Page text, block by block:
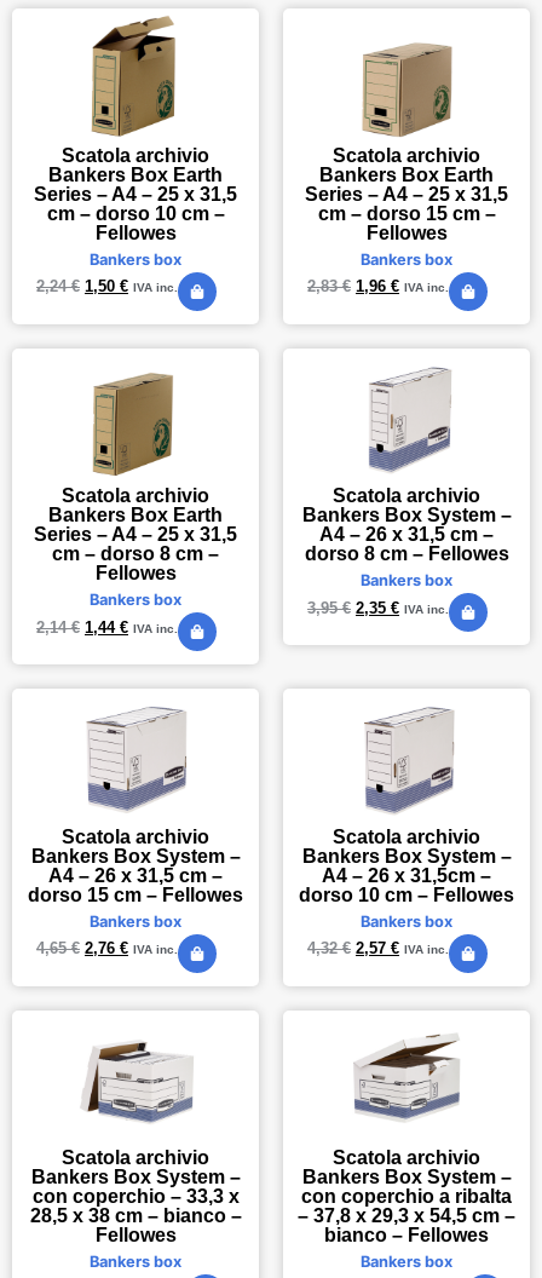
Scatola archivio
Bankers Box Earth
Series – A4 – 25 x 31,5
cm – dorso 10 cm –
Fellowes
Bankers box
2,24€ 1,50 € IVA inc.
Scatola archivio
Bankers Box Earth
Series – A4 – 25 x 31,5
cm – dorso 15 cm –
Fellowes
Bankers box
2,83€ 1,96 € IVA inc.
Scatola archivio
Bankers Box Earth
Series – A4 – 25 x 31,5
cm – dorso 8 cm –
Fellowes
Bankers box
2,14€ 1,44 € IVA inc.
Scatola archivio
Bankers Box System –
A4 – 26 x 31,5 cm –
dorso 8 cm – Fellowes
Bankers box
3,95€ 2,35 € IVA inc.
Scatola archivio
Bankers Box System –
A4 – 26 x 31,5 cm –
dorso 15 cm – Fellowes
Bankers box
4,65€ 2,76 € IVA inc.
Scatola archivio
Bankers Box System –
A4 – 26 x 31,5cm –
dorso 10 cm – Fellowes
Bankers box
4,32€ 2,57 € IVA inc.
Scatola archivio
Bankers Box System –
con coperchio – 33,3 x
28,5 x 38 cm – bianco –
Fellowes
Bankers box
Scatola archivio
Bankers Box System –
con coperchio a ribalta
– 37,8 x 29,3 x 54,5 cm –
bianco – Fellowes
Bankers box